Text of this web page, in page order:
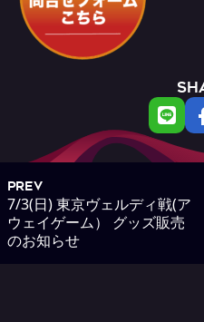
PREV
7/3(日) 東京ヴェルディ戦(ア
ウェイゲーム） グッズ販売
のお知らせ